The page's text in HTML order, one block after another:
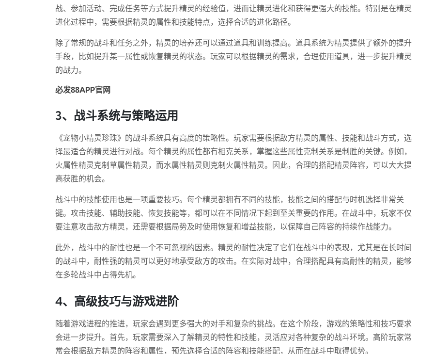
战、参加活动、完成任务等方式提升精灵的经验值，进而让精灵进化和获得更强大的技能。特别是在精灵
进化过程中，需要根据精灵的属性和技能特点，选择合适的进化路径。
除了常规的战斗和任务之外，精灵的培养还可以通过道具和训练提高。道具系统为精灵提供了额外的提升
手段，比如提升某一属性或恢复精灵的状态。玩家可以根据精灵的需求，合理使用道具，进一步提升精灵
的战力。
必发88APP官网
3、战斗系统与策略运用
《宠物小精灵珍珠》的战斗系统具有高度的策略性。玩家需要根据敌方精灵的属性、技能和战斗方式，选
择最适合的精灵进行对战。每个精灵的属性都有相克关系，掌握这些属性克制关系是制胜的关键。例如，
火属性精灵克制草属性精灵，而水属性精灵则克制火属性精灵。因此，合理的搭配精灵阵容，可以大大提
高获胜的机会。
战斗中的技能使用也是一项重要技巧。每个精灵都拥有不同的技能，技能之间的搭配与时机选择非常关
键。攻击技能、辅助技能、恢复技能等，都可以在不同情况下起到至关重要的作用。在战斗中，玩家不仅
要注意攻击敌方精灵，还需要根据局势及时使用恢复和增益技能，以保障自己阵容的持续作战能力。
此外，战斗中的耐性也是一个不可忽视的因素。精灵的耐性决定了它们在战斗中的表现，尤其是在长时间
的战斗中，耐性强的精灵可以更好地承受敌方的攻击。在实际对战中，合理搭配具有高耐性的精灵，能够
在多轮战斗中占得先机。
4、高级技巧与游戏进阶
随着游戏进程的推进，玩家会遇到更多强大的对手和复杂的挑战。在这个阶段，游戏的策略性和技巧要求
会进一步提升。首先，玩家需要深入了解精灵的特性和技能，灵活应对各种复杂的战斗环境。高阶玩家常
常会根据敌方精灵的阵容和属性，预先选择合适的阵容和技能搭配，从而在战斗中取得优势。